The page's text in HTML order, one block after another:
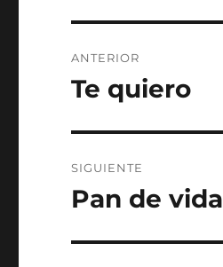
de
ANTERIOR
Entrada
Te quiero
SIGUIENTE
Entrada
Pan de vida